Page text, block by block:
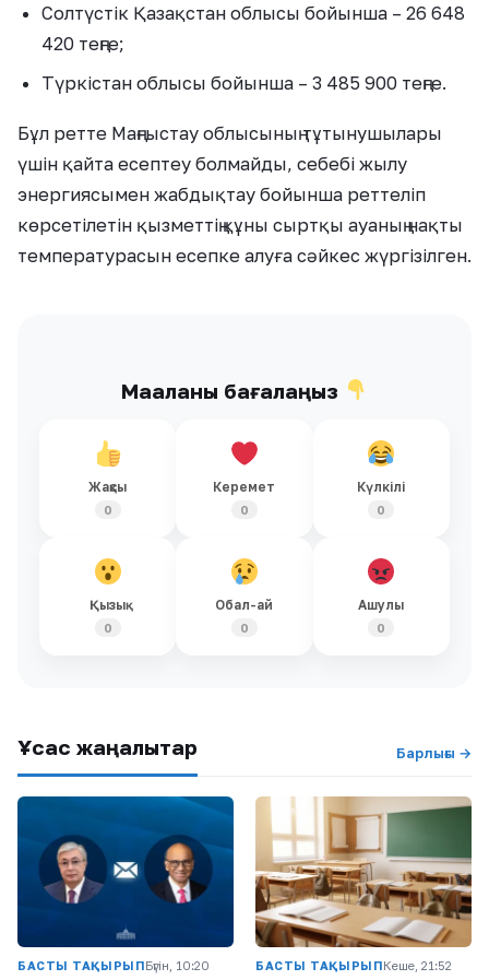
Солтүстік Қазақстан облысы бойынша – 26 648
420 теңге;
Түркістан облысы бойынша – 3 485 900 теңге.
Бұл ретте Маңғыстау облысының тұтынушылары
үшін қайта есептеу болмайды, себебі жылу
энергиясымен жабдықтау бойынша реттеліп
көрсетілетін қызметтің құны сыртқы ауаның нақты
температурасын есепке алуға сәйкес жүргізілген.
Мақаланы бағалаңыз
Жақсы
0
Керемет
0
Күлкілі
0
Қызық
0
Обал-ай
0
Ашулы
0
Ұқсас жаңалықтар Барлығы →
БАСТЫ ТАҚЫРЫПБүгін, 10:20 БАСТЫ ТАҚЫРЫПКеше, 21:52